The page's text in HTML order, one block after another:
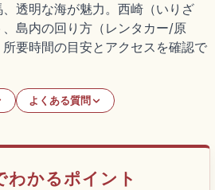
透明な海が魅力。西崎（いりざ
島内の回り方（レンタカー/原
要時間の目安とアクセスを確認で
よくある質問
わかるポイント